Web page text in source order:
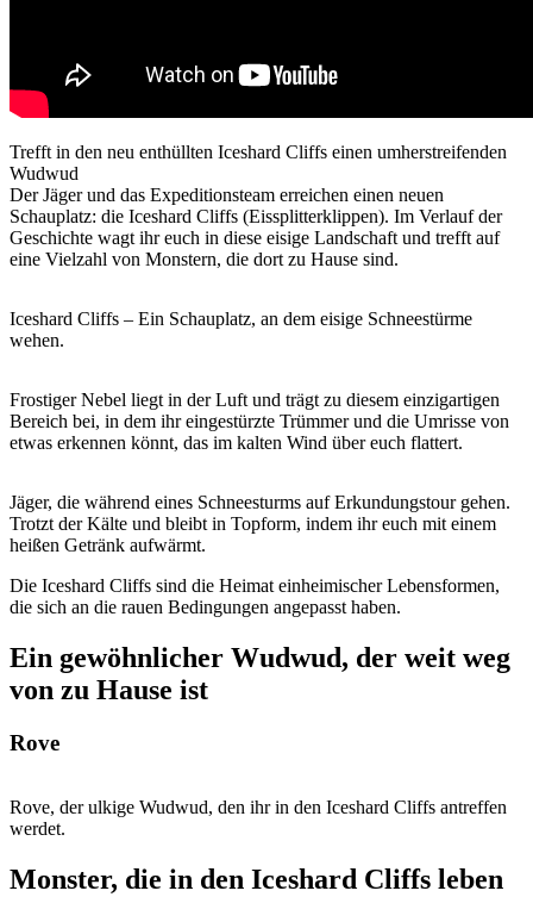
Trefft in den neu enthüllten Iceshard Cliffs einen umherstreifenden
Wudwud
Der Jäger und das Expeditionsteam erreichen einen neuen
Schauplatz: die Iceshard Cliffs (Eissplitterklippen). Im Verlauf der
Geschichte wagt ihr euch in diese eisige Landschaft und trefft auf
eine Vielzahl von Monstern, die dort zu Hause sind.
Iceshard Cliffs – Ein Schauplatz, an dem eisige Schneestürme
wehen.
Frostiger Nebel liegt in der Luft und trägt zu diesem einzigartigen
Bereich bei, in dem ihr eingestürzte Trümmer und die Umrisse von
etwas erkennen könnt, das im kalten Wind über euch flattert.
Jäger, die während eines Schneesturms auf Erkundungstour gehen.
Trotzt der Kälte und bleibt in Topform, indem ihr euch mit einem
heißen Getränk aufwärmt.
Die Iceshard Cliffs sind die Heimat einheimischer Lebensformen,
die sich an die rauen Bedingungen angepasst haben.
Ein gewöhnlicher Wudwud, der weit weg
von zu Hause ist
Rove
Rove, der ulkige Wudwud, den ihr in den Iceshard Cliffs antreffen
werdet.
Monster, die in den Iceshard Cliffs leben